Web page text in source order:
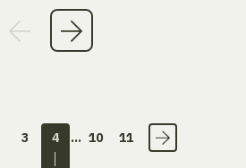
3 4 ... 10 11